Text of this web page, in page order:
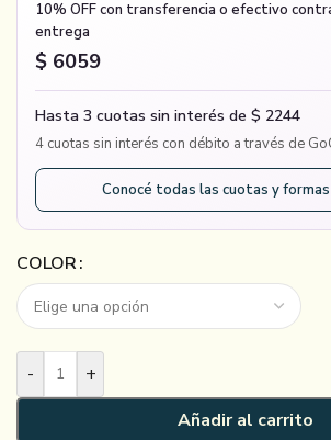
10% OFF con transferencia o efectivo
entrega
$ 6059
Hasta 3 cuotas sin interés de $ 2244
4 cuotas sin interés con débito a través de
Conocé todas las cuotas y
COLOR
-
+
Añadir al carrito